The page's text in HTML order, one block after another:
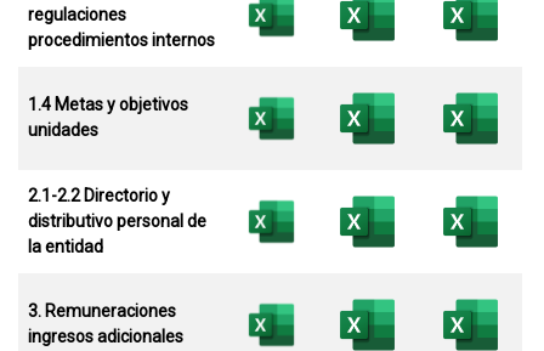
regulaciones
procedimientos internos
1.4 Metas y objetivos
unidades
2.1-2.2 Directorio y
distributivo personal de
la entidad
3. Remuneraciones
ingresos adicionales